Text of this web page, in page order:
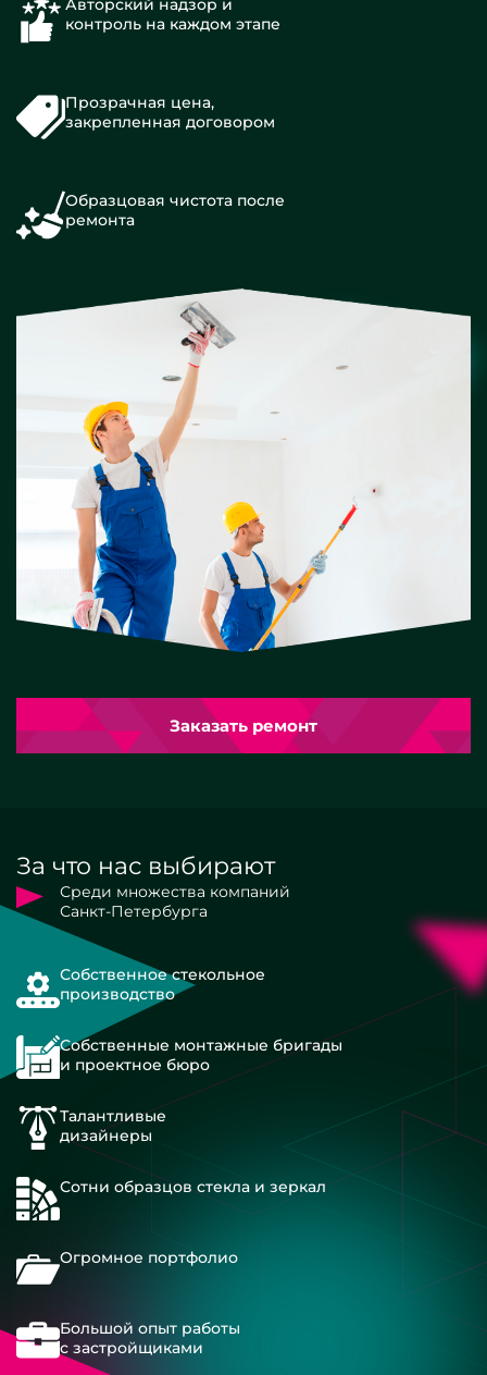
Авторский надзор и
контроль на каждом этапе
Прозрачная цена,
закрепленная договором
Образцовая чистота после
ремонта
Заказать ремонт
За что нас выбирают
Среди множества компаний
Санкт-Петербурга
Собственное стекольное
производство
Собственные монтажные бригады
и проектное бюро
Талантливые
дизайнеры
Сотни образцов стекла и зеркал
Огромное портфолио
Большой опыт работы
с застройщиками